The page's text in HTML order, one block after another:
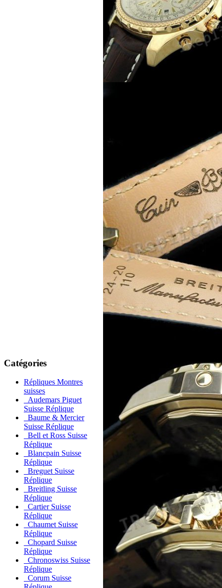
Catégories
Répliques Montres
suisses
Audemars Piguet
Suisse Réplique
Baume & Mercier
Suisse Réplique
Bell et Ross Suisse
Réplique
Blancpain Suisse
Réplique
Breguet Suisse
Réplique
Breitling Suisse
Réplique
Cartier Suisse
Réplique
Chaumet Suisse
Réplique
Chopard Suisse
Réplique
Chronoswiss Suisse
Réplique
Corum Suisse